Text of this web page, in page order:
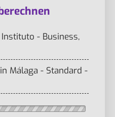
- Business,
Málaga - Standard -